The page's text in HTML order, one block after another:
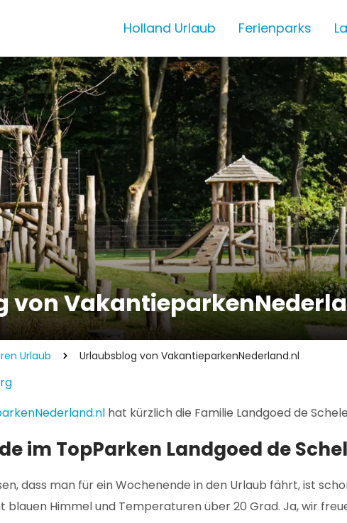
Holland Urlaub Ferienparks
von
Urlaub Urlaubsblog von VakantieparkenNederland.nl
hat kürzlich die Familie Landgoed de
im TopParken Landgoed de
dass man für ein Wochenende in den Urlaub fährt, ist
Himmel und Temperaturen über 20 Grad. Ja, wir